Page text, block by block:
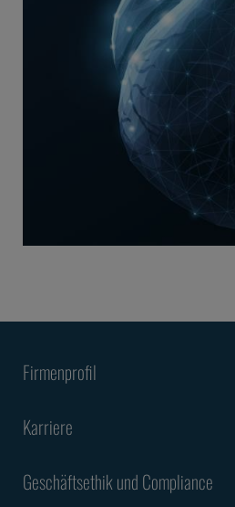
Firmenprofil
Karriere
Geschäftsethik und Compliance